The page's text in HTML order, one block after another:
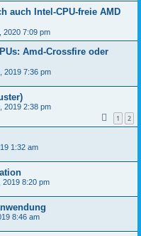
auch Intel-CPU-freie AMD
2020 7:09 pm
Amd-Crossfire oder
2019 7:36 pm
2019 2:38 pm
1 2
1:32 am
2019 8:20 pm
8:46 am